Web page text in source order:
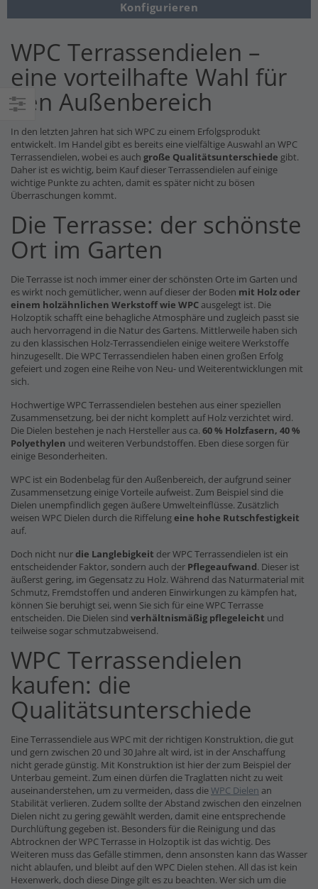
Konfigurieren
WPC Terrassendielen –
eine vorteilhafte Wahl für
den Außenbereich
In den letzten Jahren hat sich WPC zu einem Erfolgsprodukt
entwickelt. Im Handel gibt es bereits eine vielfältige Auswahl an WPC
Terrassendielen, wobei es auch große Qualitätsunterschiede gibt.
Daher ist es wichtig, beim Kauf dieser Terrassendielen auf einige
wichtige Punkte zu achten, damit es später nicht zu bösen
Überraschungen kommt.
Die Terrasse: der schönste
Ort im Garten
Die Terrasse ist noch immer einer der schönsten Orte im Garten und
es wirkt noch gemütlicher, wenn auf dieser der Boden mit Holz oder
einem holzähnlichen Werkstoff wie WPCausgelegt ist. Die
Holzoptik schafft eine behagliche Atmosphäre und zugleich passt sie
auch hervorragend in die Natur des Gartens. Mittlerweile haben sich
zu den klassischen Holz-Terrassendielen einige weitere Werkstoffe
hinzugesellt. Die WPC Terrassendielen haben einen großen Erfolg
gefeiert und zogen eine Reihe von Neu- und Weiterentwicklungen mit
sich.
Hochwertige WPC Terrassendielen bestehen aus einer speziellen
Zusammensetzung, bei der nicht komplett auf Holz verzichtet wird.
Die Dielen bestehen je nach Hersteller aus ca. 60 % Holzfasern, 40 %
Polyethylen und weiteren Verbundstoffen. Eben diese sorgen für
einige Besonderheiten.
WPC ist ein Bodenbelag für den Außenbereich, der aufgrund seiner
Zusammensetzung einige Vorteile aufweist. Zum Beispiel sind die
Dielen unempfindlich gegen äußere Umwelteinflüsse. Zusätzlich
weisen WPC Dielen durch die Riffelungeine hohe Rutschfestigkeit
auf.
Doch nicht nurdie Langlebigkeit der WPC Terrassendielen ist ein
entscheidender Faktor, sondern auch der Pflegeaufwand. Dieser ist
äußerst gering, im Gegensatz zu Holz. Während das Naturmaterial mit
Schmutz, Fremdstoffen und anderen Einwirkungen zu kämpfen hat,
können Sie beruhigt sei, wenn Sie sich für eine WPC Terrasse
entscheiden. Die Dielen sind verhältnismäßig pflegeleicht und
teilweise sogar schmutzabweisend.
WPC Terrassendielen
kaufen: die
Qualitätsunterschiede
Eine Terrassendiele aus WPC mit der richtigen Konstruktion, die gut
und gern zwischen 20 und 30 Jahre alt wird, ist in der Anschaffung
nicht gerade günstig. Mit Konstruktion ist hier der zum Beispiel der
Unterbau gemeint. Zum einen dürfen die Traglatten nicht zu weit
auseinanderstehen, um zu vermeiden, dass dieWPC Dielen an
Stabilität verlieren. Zudem sollte der Abstand zwischen den einzelnen
Dielen nicht zu gering gewählt werden, damit eine entsprechende
Durchlüftung gegeben ist. Besonders für die Reinigung und das
Abtrocknen der WPC Terrasse in Holzoptik ist das wichtig. Des
Weiteren muss das Gefälle stimmen, denn ansonsten kann das Wasser
nicht ablaufen, und bleibt auf den WPC Dielen stehen. All das ist kein
Hexenwerk, doch diese Dinge gilt es zu beachten. Wer sich um die
Einkaufsoptionen